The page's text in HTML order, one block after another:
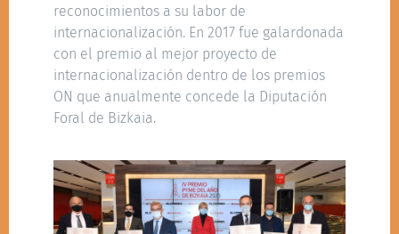
reconocimientos a su labor de
internacionalización. En 2017 fue galardonada
con el premio al mejor proyecto de
internacionalización dentro de los premios
ON que anualmente concede la Diputación
Foral de Bizkaia.